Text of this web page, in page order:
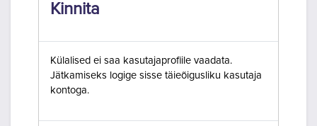
Kinnita
Külalised ei saa kasutajaprofiile vaadata.
Jätkamiseks logige sisse täieõigusliku kasutaja
kontoga.